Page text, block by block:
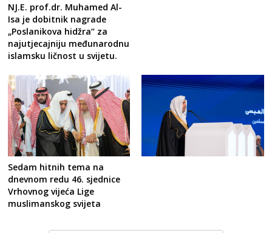
NJ.E. prof.dr. Muhamed Al-
Isa je dobitnik nagrade
„Poslanikova hidžra“ za
najutjecajniju međunarodnu
islamsku ličnost u svijetu.
Sedam hitnih tema na
dnevnom redu 46. sjednice
Vrhovnog vijeća Lige
muslimanskog svijeta